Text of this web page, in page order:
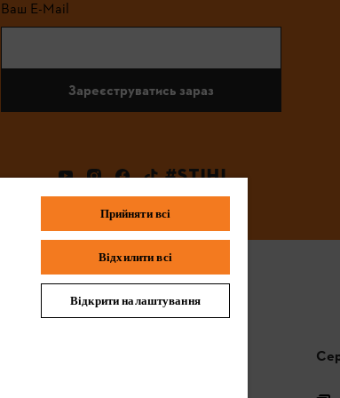
Ваш E-Mail
Зареєструватись зараз
#STIHL
Прийняти всі
Відхилити всі
Відкрити налаштування